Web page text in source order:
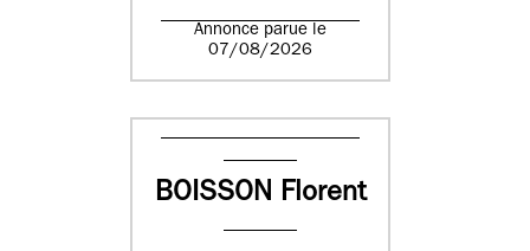
Annonce parue le
07/08/2026
BOISSON Florent